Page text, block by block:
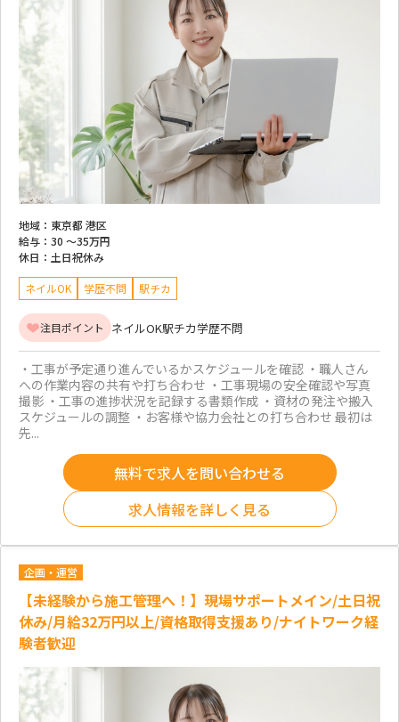
地域： 東京都 港区
給与： 30 ～35万円
休日： 土日祝休み
ネイルOK 学歴不問 駅チカ
注目ポイント ネイルOK駅チカ学歴不問
・工事が予定通り進んでいるかスケジュールを確認 ・職人さん
への作業内容の共有や打ち合わせ ・工事現場の安全確認や写真
撮影 ・工事の進捗状況を記録する書類作成 ・資材の発注や搬入
スケジュールの調整 ・お客様や協力会社との打ち合わせ 最初は
先...
無料で求人を問い合わせる
求人情報を詳しく見る
企画・運営
【未経験から施工管理へ！】現場サポートメイン/土日祝
休み/月給32万円以上/資格取得支援あり/ナイトワーク経
験者歓迎